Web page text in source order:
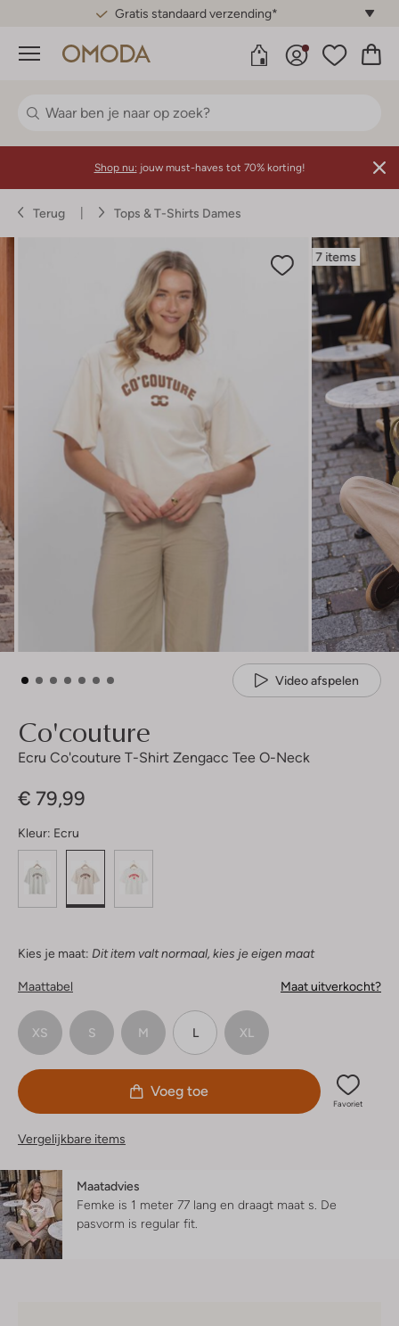
Gratis standaard verzending*
Menu
Shop nu: jouw must-haves tot 70% korting!
Terug Tops & T-Shirts Dames
7 items
Video afspelen
Co'couture
Ecru Co'couture T-Shirt Zengacc Tee O-Neck
€ 79,99
Kleur: Ecru
Kies je maat: Dit item valt normaal, kies je eigen maat
Maattabel Maat uitverkocht?
XS S M L XL
Voeg toe
Favoriet
Vergelijkbare items
Maatadvies
Femke is 1 meter 77 lang en draagt maat s. De
pasvorm is regular fit